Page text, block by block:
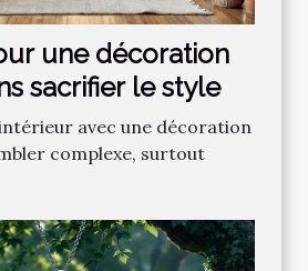
une décoration
sacrifier le style
avec une décoration
complexe, surtout